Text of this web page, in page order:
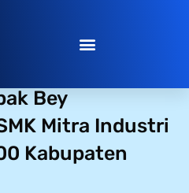
Gubernur
Bey
Mitra Industri
Kabupaten